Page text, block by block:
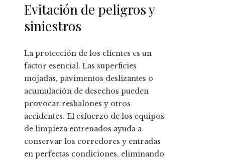
Evitación de peligros y
siniestros
La protección de los clientes es un
factor esencial. Las superficies
mojadas, pavimentos deslizantes o
acumulación de desechos pueden
provocar resbalones y otros
accidentes. El esfuerzo de los equipos
de limpieza entrenados ayuda a
conservar los corredores y entradas
en perfectas condiciones, eliminando